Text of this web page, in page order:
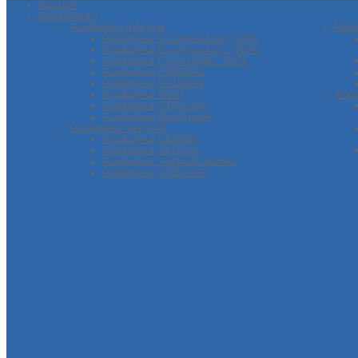
Accueil
Radiateurs
Radiateur intégré
Radiateur 6 connection - 50%
Radiateur 8 connection - 50%
Radiateur Face LISSE - 50%
Radiateur IMPERIAL
Radiateur RADSON
Radiateur IMAS
Radiateur STELRAD
Radiateur Electrique
Radiateur vertical
Radiateur DESIGN
Radiateur Vertical
Radiateur Vertical classic
Radiateur STELRAD